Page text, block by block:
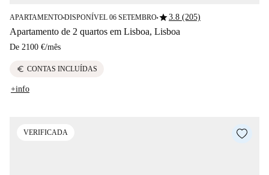
APARTAMENTO■DISPONÍVEL 06 SETEMBRO■star3.8 (205)
Apartamento de 2 quartos em Lisboa, Lisboa
De 2100 €/mês
euro CONTAS INCLUÍDAS
+info
VERIFICADA